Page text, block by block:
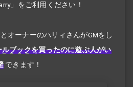
」をご利用ください！
オーナーのハリィさんがGMをし
ルブックを買ったのに遊ぶ人がい
できます！